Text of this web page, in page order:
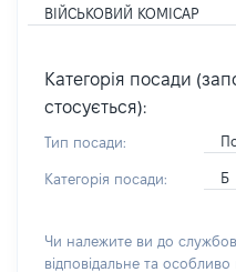
ВІЙСЬКОВИЙ КОМІСАР
Категорія посади
стосується):
Тип посади:
Категорія посади: Б
Чи належите ви до
відповідальне та